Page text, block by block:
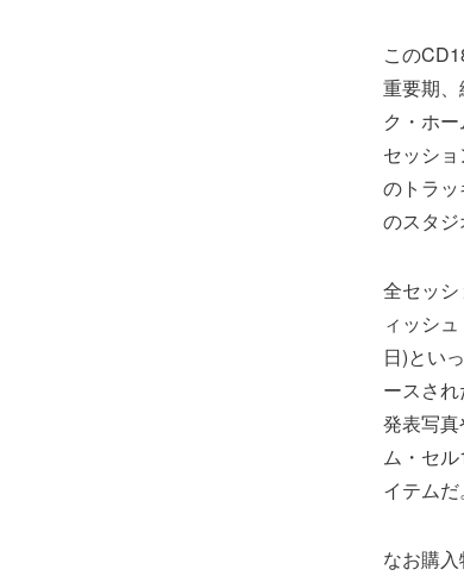
この
重要期
ク・ホ
セッシ
のトラ
のスタジ
全セッ
ィッシ
日)とい
ースさ
発表写
ム・セ
イテムだ。
なお購